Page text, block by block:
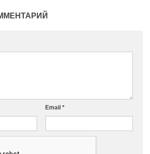
Email *